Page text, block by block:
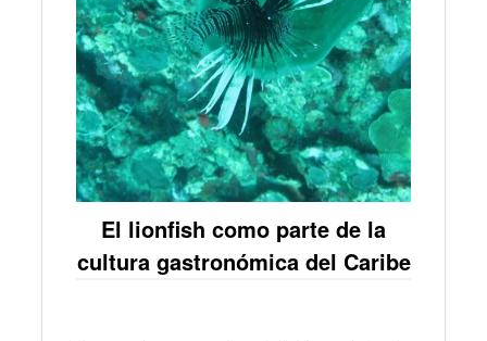
El lionfish como parte de la
cultura gastronómica del Caribe